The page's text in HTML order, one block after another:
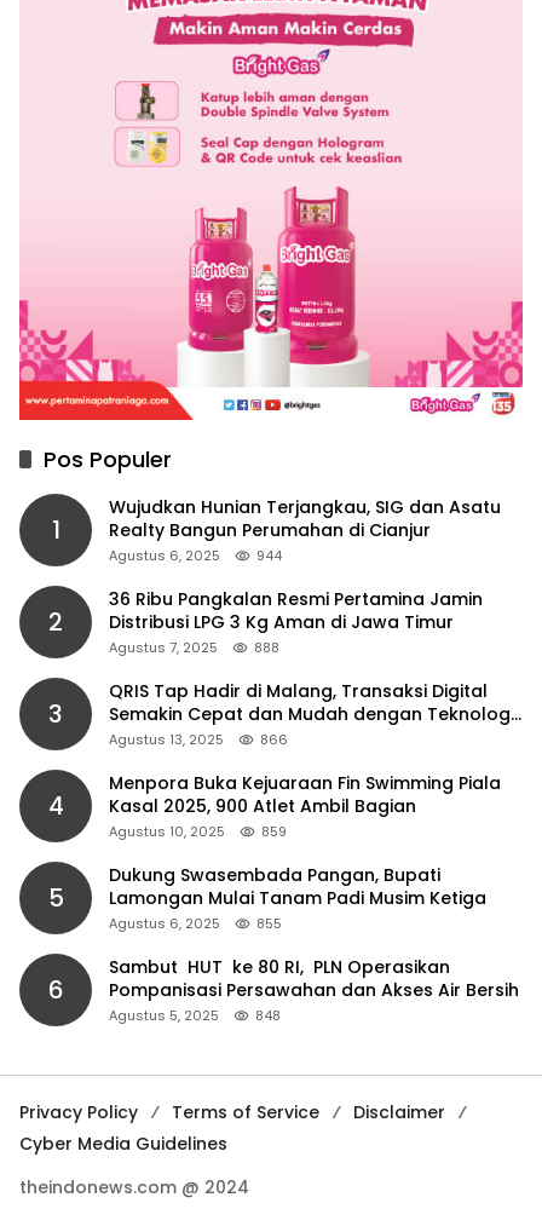
Pos Populer
1
Wujudkan Hunian Terjangkau, SIG dan Asatu
Realty Bangun Perumahan di Cianjur
Agustus 6, 2025 944
2
36 Ribu Pangkalan Resmi Pertamina Jamin
Distribusi LPG 3 Kg Aman di Jawa Timur
Agustus 7, 2025 888
3
QRIS Tap Hadir di Malang, Transaksi Digital
Semakin Cepat dan Mudah dengan Teknologi
NFC
Agustus 13, 2025 866
4
Menpora Buka Kejuaraan Fin Swimming Piala
Kasal 2025, 900 Atlet Ambil Bagian
Agustus 10, 2025 859
5
Dukung Swasembada Pangan, Bupati
Lamongan Mulai Tanam Padi Musim Ketiga
Agustus 6, 2025 855
6
Sambut HUT ke 80 RI, PLN Operasikan
Pompanisasi Persawahan dan Akses Air Bersih
Agustus 5, 2025 848
Privacy Policy Terms of Service
Disclaimer
Cyber Media Guidelines
theindonews.com @ 2024